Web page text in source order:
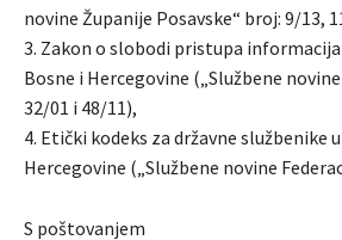
novine Županije Posavske“ broj: 9/13,
3. Zakon o slobodi pristupa
Bosne i Hercegovine („Službene
32/01 i 48/11),
4. Etički kodeks za državne službenike
Hercegovine („Službene novine
S poštovanjem